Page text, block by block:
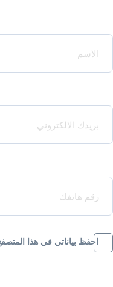
احفظ بياناتي في هذا